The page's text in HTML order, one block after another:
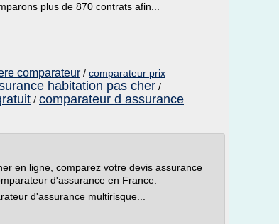
plus de 870 contrats afin...
comparateur / comparateur prix
habitation pas cher /
/ comparateur d assurance
en ligne, comparez votre devis assurance
d'assurance en France.
d'assurance multirisque...